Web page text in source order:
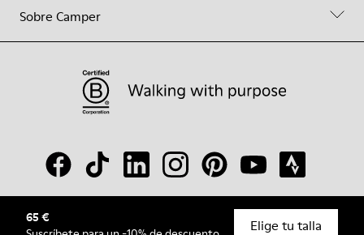
65 €
Elige tu talla
Sobre Camper
© Camper, 2026